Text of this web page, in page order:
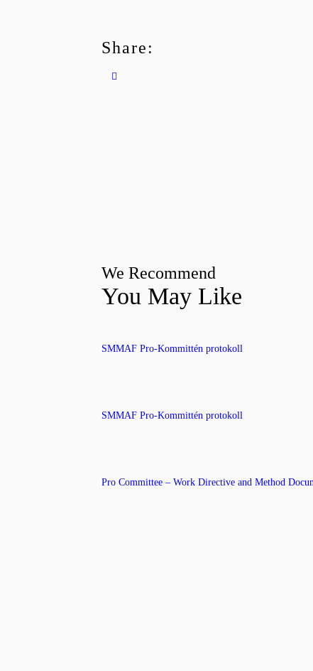
Share:
We Recommend
You May Like
SMMAF Pro-Kommittén protokoll
SMMAF Pro-Kommittén protokoll
Pro Committee – Work Directive and Method